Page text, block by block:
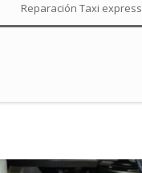
Reparación Taxi express